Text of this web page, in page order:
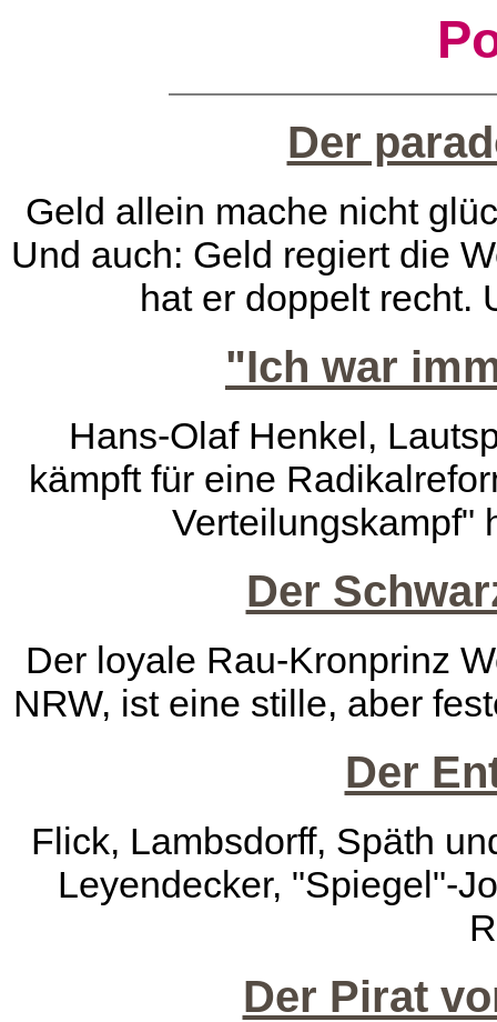
Der
Geld allein mache nicht
Und auch: Geld regiert die
hat er doppelt recht.
"Ich war
Hans-Olaf Henkel,
kämpft für eine
Verteilungskampf"
Der
Der loyale Rau-Kronprinz
NRW, ist eine stille, aber
Der
Flick, Lambsdorff, Späth
Leyendecker, "Spiegel"-
Der Pirat